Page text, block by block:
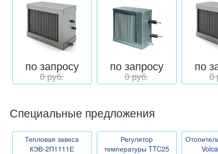
по запросу
0 руб.
по запросу
0 руб.
по
0
Специальные предложения
Тепловая завеса
КЭВ-2П1111Е
Регулятор
температуры TTC25